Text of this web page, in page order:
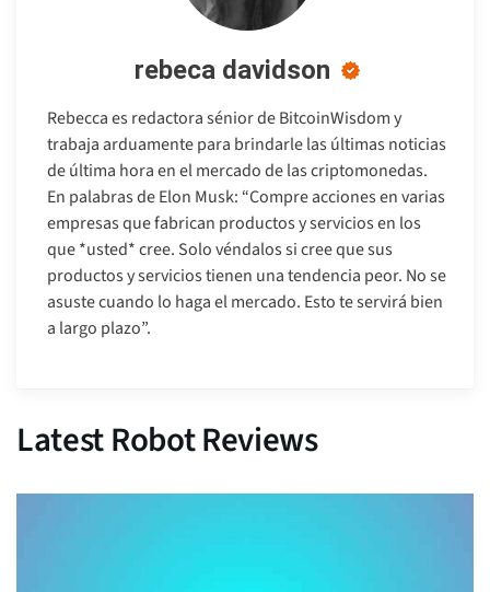
rebeca davidson
Rebecca es redactora sénior de BitcoinWisdom y
trabaja arduamente para brindarle las últimas noticias
de última hora en el mercado de las criptomonedas.
En palabras de Elon Musk: “Compre acciones en varias
empresas que fabrican productos y servicios en los
que *usted* cree. Solo véndalos si cree que sus
productos y servicios tienen una tendencia peor. No se
asuste cuando lo haga el mercado. Esto te servirá bien
a largo plazo”.
Latest Robot Reviews